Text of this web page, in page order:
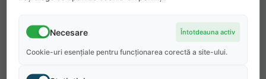
ciclism montan, un magazin general, un
Informații despre locuință:
Necesare Întotdeauna activ
Cookie-uri esențiale pentru funcționarea corectă a site-ului.